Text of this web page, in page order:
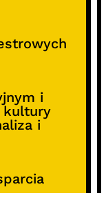
i
kultury
i